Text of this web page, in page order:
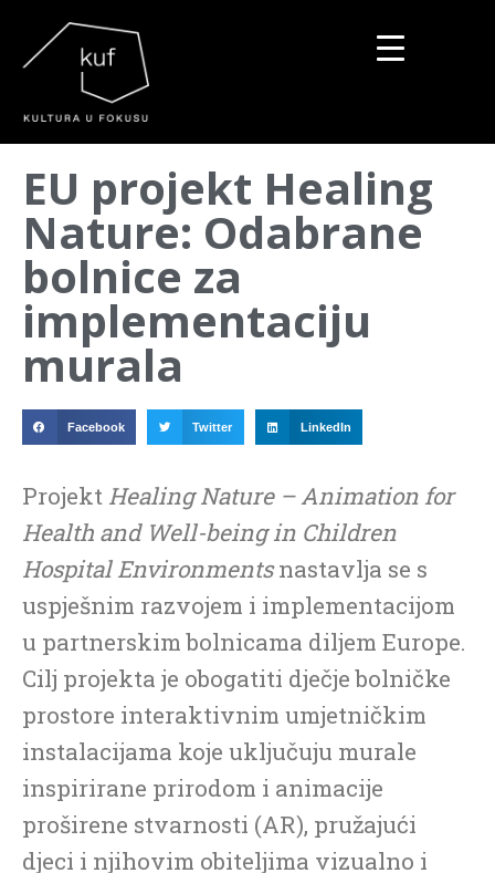
EU projekt Healing
Nature: Odabrane
bolnice za
implementaciju
murala
Facebook Twitter LinkedIn
Projekt Healing Nature – Animation for
Health and Well-being in Children
Hospital Environmentsnastavlja se s
uspješnim razvojem i implementacijom
u partnerskim bolnicama diljem Europe.
Cilj projekta je obogatiti dječje bolničke
prostore interaktivnim umjetničkim
instalacijama koje uključuju murale
inspirirane prirodom i animacije
proširene stvarnosti (AR), pružajući
djeci i njihovim obiteljima vizualno i
▼
▼